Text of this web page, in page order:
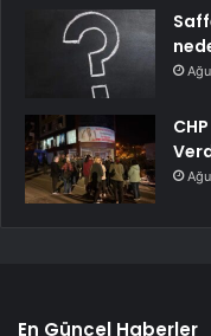
En Güncel Haberler